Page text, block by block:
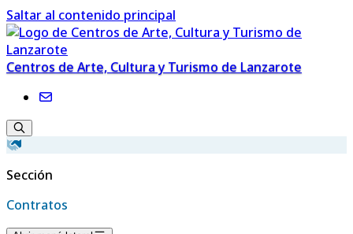
Saltar al contenido principal
Centros de Arte, Cultura y Turismo de Lanzarote
Sección
Contratos